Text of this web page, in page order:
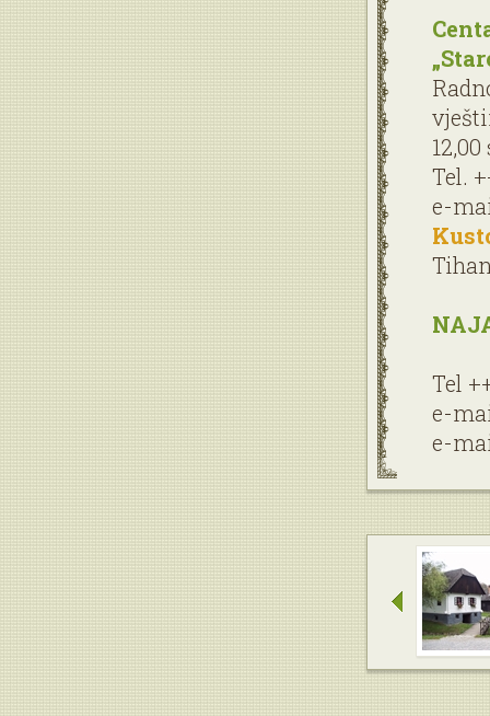
Tel.
e-
Tel
e-
e-